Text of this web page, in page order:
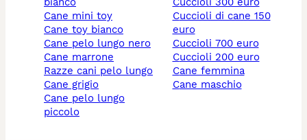
cane mini toy
cane toy bianco
cane pelo lungo nero
cane marrone
razze cani pelo lungo
cane grigio
cane pelo lungo
piccolo
cuccioli di cane 150
euro
cuccioli 700 euro
cuccioli 200 euro
cane femmina
cane maschio